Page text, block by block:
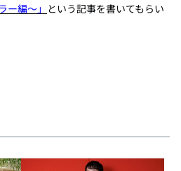
ー編〜」 という記事を書いてもらい